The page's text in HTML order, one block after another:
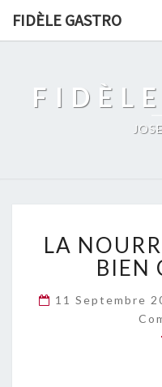
FIDÈLE GASTRO
LA
BIEN
11 Septembre